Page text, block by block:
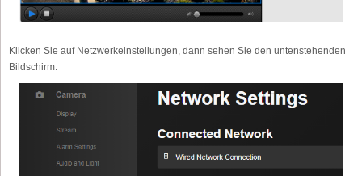
Klicken Sie auf Netzwerkeinstellungen, dann sehen Sie den untenstehenden
Bildschirm.